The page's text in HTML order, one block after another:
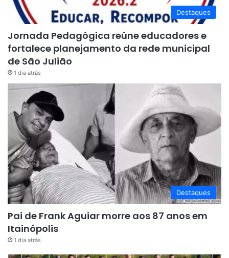
Destaques
Jornada Pedagógica reúne educadores e
fortalece planejamento da rede municipal
de São Julião
1 dia atrás
Destaques
Pai de Frank Aguiar morre aos 87 anos em
Itainópolis
1 dia atrás